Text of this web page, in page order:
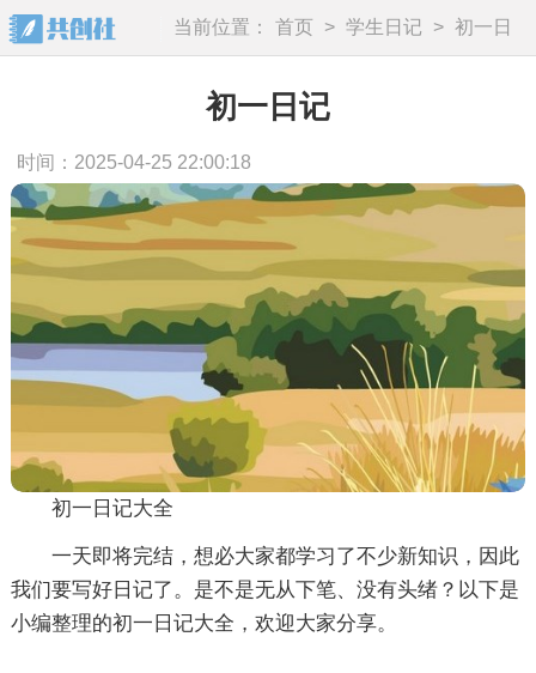
当前位置： 首页 > 学生日记 > 初一日
记
初一日记
时间：2025-04-25 22:00:18
初一日记大全
一天即将完结，想必大家都学习了不少新知识，因此
我们要写好日记了。是不是无从下笔、没有头绪？以下是
小编整理的初一日记大全，欢迎大家分享。